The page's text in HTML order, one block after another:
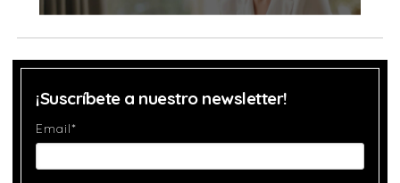
¡Suscríbete a nuestro newsletter!
Email*